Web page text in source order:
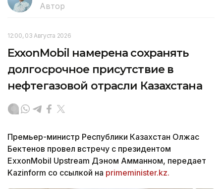
Автор
12:00, 03 Августа 2026
ExxonMobil намерена сохранять
долгосрочное присутствие в
нефтегазовой отрасли Казахстана
Премьер-министр Республики Казахстан Олжас
Бектенов провел встречу с президентом
ExxonMobil Upstream Дэном Амманном, передает
Kazinform со ссылкой на primeminister.kz.